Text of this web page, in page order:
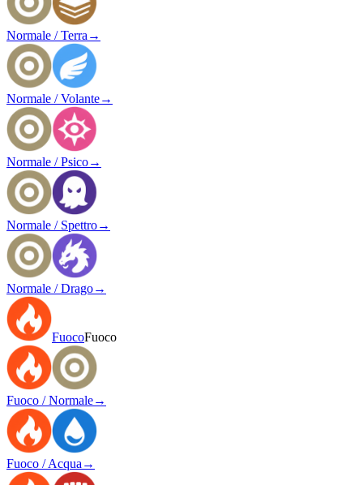
Normale / Terra →
Normale / Volante→
Normale / Psico→
Normale / Spettro→
Normale / Drago→
FuocoFuoco
Fuoco / Normale→
Fuoco / Acqua →